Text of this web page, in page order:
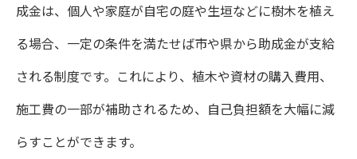
成金は、個人や家庭が自宅の庭や生垣などに樹木を植え
る場合、一定の条件を満たせば市や県から助成金が支給
される制度です。これにより、植木や資材の購入費用、
施工費の一部が補助されるため、自己負担額を大幅に減
らすことができます。